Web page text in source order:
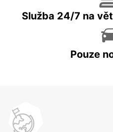
Služba 24/7 na
Pouze